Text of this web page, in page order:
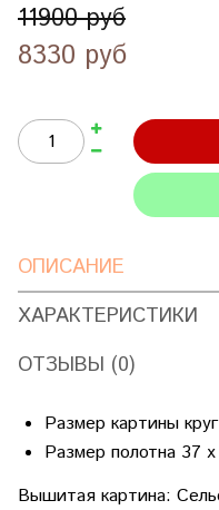
11900 руб
8330 руб
ОПИСАНИЕ
ХАРАКТЕРИСТИКИ
ОТЗЫВЫ (0)
Размер картины
Размер полотна 37
Вышитая картина: